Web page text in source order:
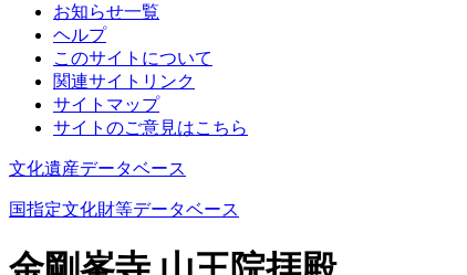
お知らせ一覧
ヘルプ
このサイトについて
関連サイトリンク
サイトマップ
サイトのご意見はこちら
文化遺産データベース
国指定文化財等データベース